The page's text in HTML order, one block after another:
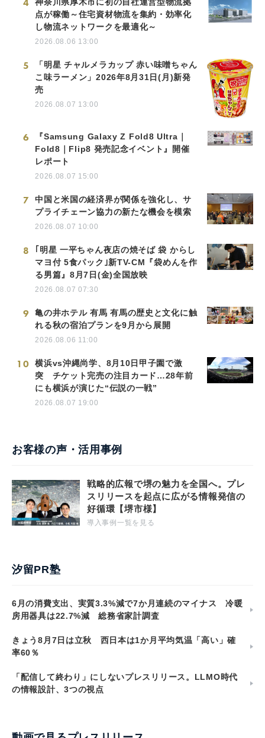
点が稼働～住宅資材物流を集約・効率化
し物流ネットワークを最適化～
2026.08.06 13:00
5
「明星 チャルメラカップ 赤い味噌ちゃん
こ味ラーメン」2026年8月31日(月)新発
売
2026.08.07 13:00
6
『Samsung Galaxy Z Fold8 Ultra｜
Fold8｜Flip8 発売記念イベント』開催
レポート
2026.08.07 15:00
7
中国と米国の経済界が関係を強化し、サ
プライチェーン協力の新たな機会を模索
2026.08.07 10:00
8
｢明星 一平ちゃん夜店の焼そば 袋 からし
マヨ付 5食パック｣新TV-CM『袋めんを作
る男篇』8月7日(金)全国放映
2026.08.07 07:30
9
亀の井ホテル 有馬 有馬の歴史と文化に触
れる秋の宿泊プランを9月から展開
2026.08.06 11:00
10
横浜vs沖縄尚学、8月10日甲子園で激
突 チケット完売の注目カード…28年前
にも横浜が演じた“伝説の一戦”
2026.08.07 19:00
お客様の声・活用事例
戦略的広報で堺の魅力を全国へ。プレ
スリリースを起点に広がる情報発信の
好循環【堺市様】
導入事例一覧を見る
汐留PR塾
6月の消費支出、実質3.3%減で7か月連続のマイナス 冷暖
房用器具は22.7%減 総務省家計調査
きょう8月7日は立秋 西日本は1か月平均気温「高い」確
率60％
「配信して終わり」にしないプレスリリース。LLMO時代
の情報設計、3つの視点